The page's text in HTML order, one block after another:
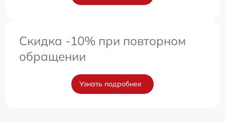
Скидка -10% при повторном
обращении
Узнать подробнее